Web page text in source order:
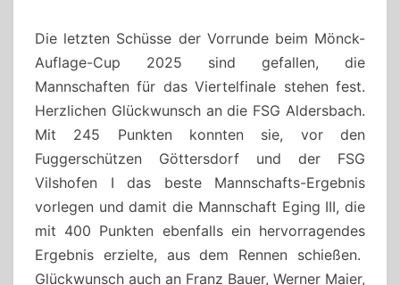
AUSLOSUNG
Die letzten Schüsse der Vorrunde beim Mönck-
Auflage-Cup 2025 sind gefallen, die
Mannschaften für das Viertelfinale stehen fest.
Herzlichen Glückwunsch an die FSG Aldersbach.
Mit 245 Punkten konnten sie, vor den
Fuggerschützen Göttersdorf und der FSG
Vilshofen I das beste Mannschafts-Ergebnis
vorlegen und damit die Mannschaft Eging III, die
mit 400 Punkten ebenfalls ein hervorragendes
Ergebnis erzielte, aus dem Rennen schießen.
Glückwunsch auch an Franz Bauer, Werner Maier,